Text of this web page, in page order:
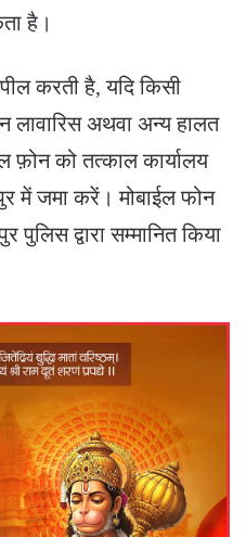
है।
करती है, यदि किसी
लावारिस अथवा अन्य हालत
फ़ोन को तत्काल कार्यालय
में जमा करें। मोबाईल फोन
पुलिस द्वारा सम्मानित किया